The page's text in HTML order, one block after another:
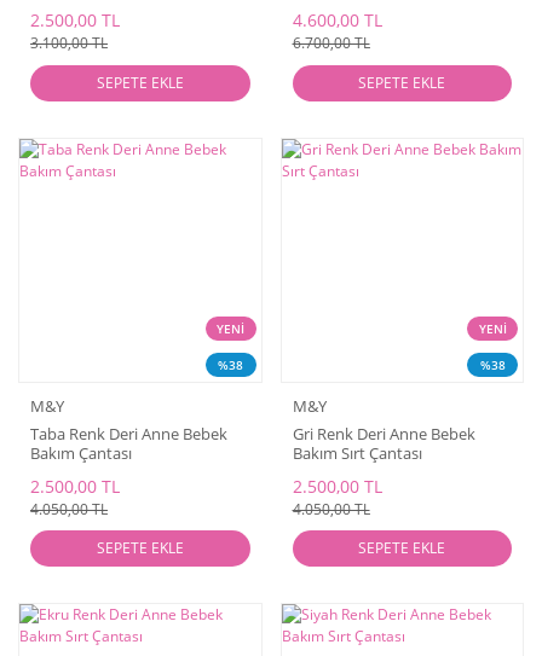
2.500,00 TL
3.100,00 TL
SEPETE EKLE
4.600,00 TL
6.700,00 TL
SEPETE EKLE
YENİ
%38
M&Y
Taba Renk Deri Anne Bebek
Bakım Çantası
2.500,00 TL
4.050,00 TL
SEPETE EKLE
YENİ
%38
M&Y
Gri Renk Deri Anne Bebek
Bakım Sırt Çantası
2.500,00 TL
4.050,00 TL
SEPETE EKLE